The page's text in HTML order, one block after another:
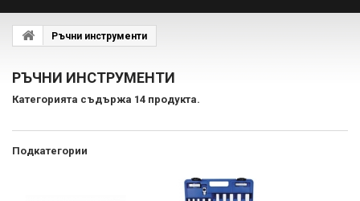
Ръчни инструменти
РЪЧНИ ИНСТРУМЕНТИ
Категорията съдържа 14 продукта.
Подкатегории